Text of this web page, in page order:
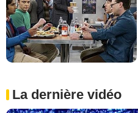
La dernière vidéo